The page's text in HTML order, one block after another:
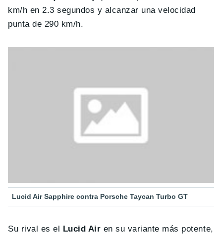
km/h en 2.3 segundos y alcanzar una velocidad
punta de 290 km/h.
Lucid Air Sapphire contra Porsche Taycan Turbo GT
Su rival es el Lucid Air en su variante más potente,